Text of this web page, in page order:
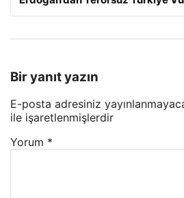
Bir yanıt yazın
E-posta adresiniz
ile işaretlenmişlerdir
Yorum *